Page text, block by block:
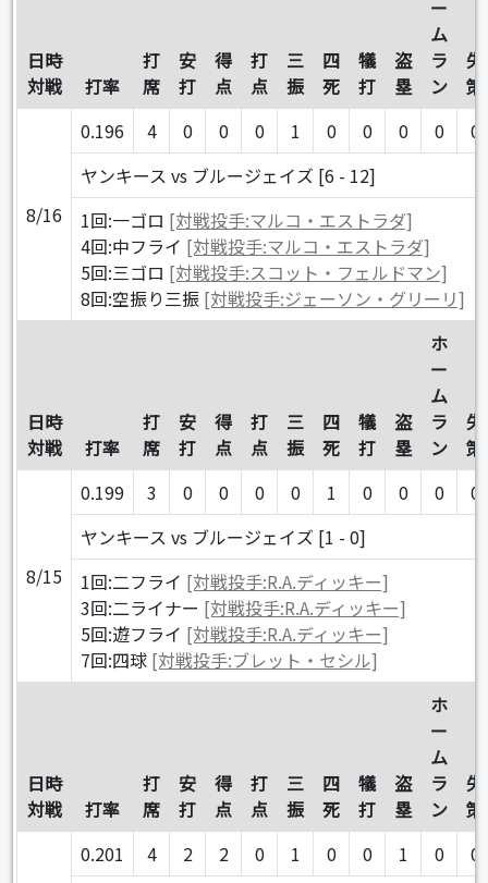
日時
対戦
打率
打
席
安
打
得
点
打
点
三
振
四
死
犠
打
盗
塁
ー
ム
ラ
ン
失
策
8/16
0.196 4 0 0 0 1 0 0 0 0
0
ヤンキース vs ブルージェイズ [6 - 12]
1回:一ゴロ [対戦投手:マルコ・エストラダ]
4回:中フライ [対戦投手:マルコ・エストラダ]
5回:三ゴロ [対戦投手:スコット・フェルドマン]
8回:空振り三振 [対戦投手:ジェーソン・グリーリ]
日時
対戦
打率
打
席
安
打
得
点
打
点
三
振
四
死
犠
打
盗
塁
ホ
ー
ム
ラ
ン
失
策
8/15
0.199 3 0 0 0 0 1 0 0 0
0
ヤンキース vs ブルージェイズ [1 - 0]
1回:二フライ [対戦投手:R.A.ディッキー]
3回:二ライナー [対戦投手:R.A.ディッキー]
5回:遊フライ [対戦投手:R.A.ディッキー]
7回:四球 [対戦投手:ブレット・セシル]
日時
対戦
打率
打
席
安
打
得
点
打
点
三
振
四
死
犠
打
盗
塁
ホ
ー
ム
ラ
ン
失
策
0.201 4 2 2 0 1 0 0 1 0
0